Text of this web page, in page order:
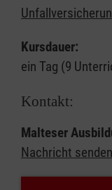
Kursdauer:
ein Tag (9
Kontakt:
Malteser
Nachricht senden